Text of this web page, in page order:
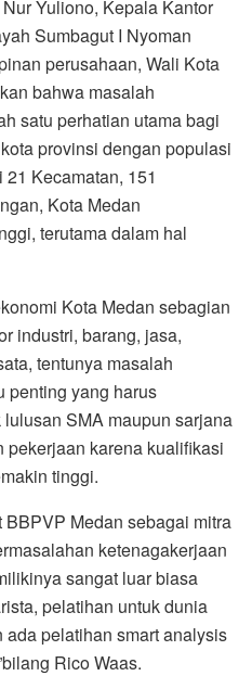
Yuliono, Kepala Kantor
Sumbagut I Nyoman
perusahaan, Wali Kota
bahwa masalah
satu perhatian utama bagi
provinsi dengan populasi
Kecamatan, 151
Kota Medan
terutama dalam hal
Kota Medan sebagian
industri, barang, jasa,
tentunya masalah
penting yang harus
SMA maupun sarjana
karena kualifikasi
tinggi.
BBPVP Medan sebagai mitra
ketenagakerjaan
sangat luar biasa
pelatihan untuk dunia
pelatihan smart analysis
Rico Waas.